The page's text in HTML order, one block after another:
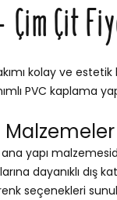
Çit
kolay ve
PVC kaplama
Malzemeler
yapı
dayanıklı dış
seçenekleri